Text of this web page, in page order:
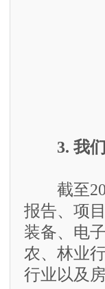
3. 我
截至
报告、项
装备、电
农、林业
行业以及